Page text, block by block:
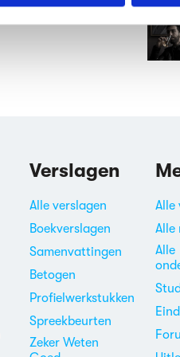
Verslagen
Alle verslagen
Boekverslagen
Samenvattingen
Betogen
Profielwerkstukken
Spreekbeurten
Zeker Weten
Alle
Alle
Alle